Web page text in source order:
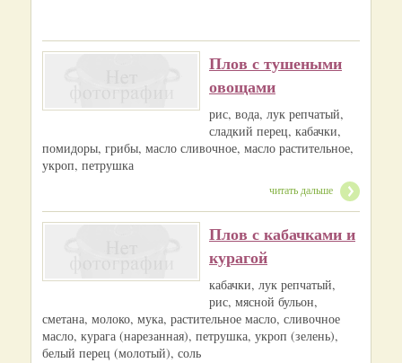
Плов с тушеными
овощами
рис, вода, лук репчатый,
сладкий перец, кабачки,
помидоры, грибы, масло сливочное, масло растительное,
укроп, петрушка
читать дальше
Плов с кабачками и
курагой
кабачки, лук репчатый,
рис, мясной бульон,
сметана, молоко, мука, растительное масло, сливочное
масло, курага (нарезанная), петрушка, укроп (зелень),
белый перец (молотый), соль